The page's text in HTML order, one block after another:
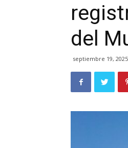
del
septiembre 19, 2025